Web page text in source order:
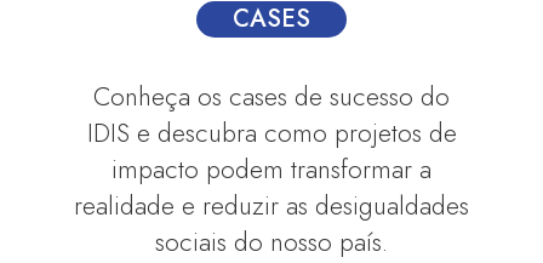
CASES
Conheça os cases de sucesso do
IDIS e descubra como projetos de
impacto podem transformar a
realidade e reduzir as desigualdades
sociais do nosso país.